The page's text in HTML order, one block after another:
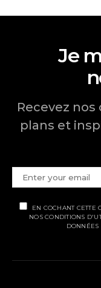
Je
Recevez
plans et
EN COCHANT CETTE
NOS CONDITIONS
DONNÉES